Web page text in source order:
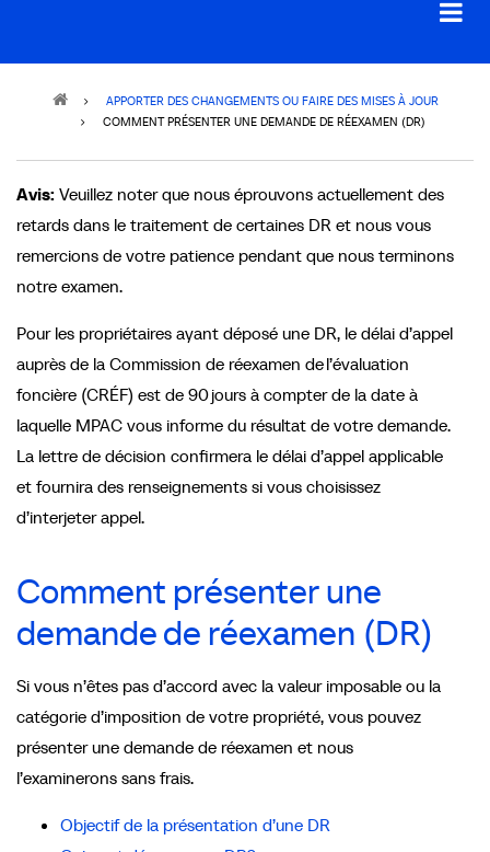
APPORTER DES CHANGEMENTS OU FAIRE DES MISES À JOUR
COMMENT PRÉSENTER UNE DEMANDE DE RÉEXAMEN (DR)
Avis: Veuillez noter que nous éprouvons actuellement des
retards dans le traitement de certaines DR et nous vous
remercions de votre patience pendant que nous terminons
notre examen.
Pour les propriétaires ayant déposé une DR, le délai d’appel
auprès de la Commission de réexamen de l’évaluation
foncière (CRÉF) est de 90 jours à compter de la date à
laquelle MPAC vous informe du résultat de votre demande.
La lettre de décision confirmera le délai d’appel applicable
et fournira des renseignements si vous choisissez
d’interjeter appel.
Comment présenter une
demande de réexamen (DR)
Si vous n’êtes pas d’accord avec la valeur imposable ou la
catégorie d’imposition de votre propriété, vous pouvez
présenter une demande de réexamen et nous
l’examinerons sans frais.
Objectif de la présentation d’une DR